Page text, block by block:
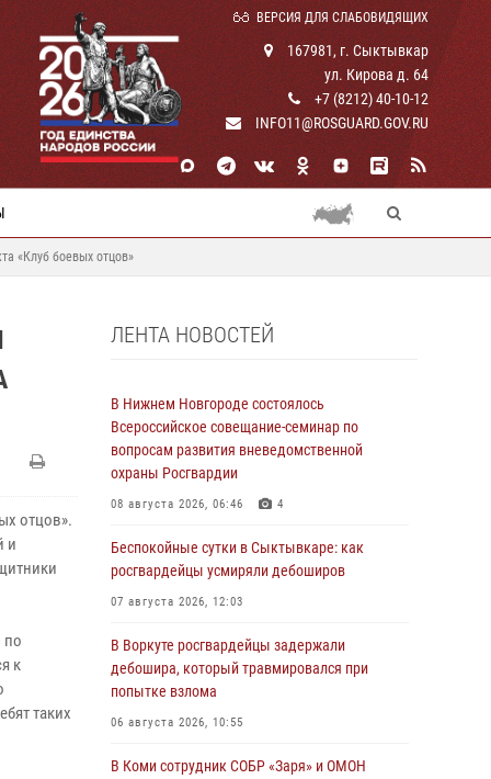
ВЕРСИЯ ДЛЯ СЛАБОВИДЯЩИХ
167981, г. Сыктывкар
ул. Кирова д. 64
+7 (8212) 40-10-12
INFO11@ROSGUARD.GOV.RU
«Клуб боевых отцов»
отцов».
и
по
к
таких
ЛЕНТА НОВОСТЕЙ
В Нижнем Новгороде состоялось
Всероссийское совещание-семинар по
вопросам развития вневедомственной
охраны Росгвардии
08 августа 2026, 06:46 4
Беспокойные сутки в Сыктывкаре: как
росгвардейцы усмиряли дебоширов
07 августа 2026, 12:03
В Воркуте росгвардейцы задержали
дебошира, который травмировался при
попытке взлома
06 августа 2026, 10:55
В Коми сотрудник СОБР «Заря» и ОМОН